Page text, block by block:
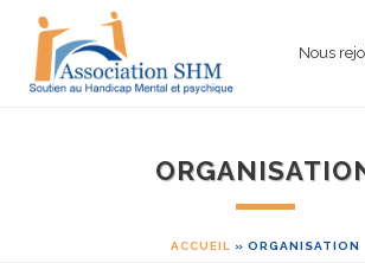
Nous
ACCUEIL » ORGANISATION